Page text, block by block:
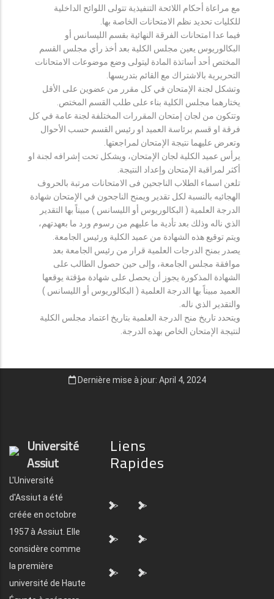
مع مراعاة أحكام اللائحة التنفيذية تتولى اللوائح الداخلية
للكليات تحديد نظم الامتحانات الخاصة بها.
فيما عدا امتحانات الفرقة النهائية بقسم الليسانس أو
البكالوريوس يعين مجلس الكلية بعد أخذ رأي مجلس القسم
المختص أحد أساتذة المادة ليتولى وضع موضوعات الامتحانات
التحريرية بالاشتراك مع القائم بتدريسها.
وتشكل لجنة الإمتحان في كل مقرر من عضوين على الأقل
يختارهما مجلس الكلية بناء على طلب القسم المختص.
وتتكون من لجان إمتحان المقررات المختلفة لجنة عامة في كل
فرقة او قسم برئاسة العميد او رئيس القسم حسب الأحوال
وتعرض عليهما نتيجة الإمتحان لمراجعتها.
يرأس عميد الكلية لجان الإمتحان، ويشكل تحت إشرافه لجنة او
أكثر لمراقبة الإمتحان وإعداد النتيجة.
تلعن اسماء الطلاب الناجحين فى الامتحانات مرتبة بالحروف
الهجائيه بالنسبة لكل تقدير ويمنح الناجحون في الإمتحان شهادة
الدرجة العلمية ( البكالوريوس أو الليسانس ) مبيناً بها التقدير
الذي ناله وذلك بعد تأدية ما عليهم من رسوم ورد ما بعهدتهم،
ويتم توقيع هذه الشهادة من عميد الكلية ورئيس الجامعة.
يصدر بمنح الدرجات العلمية قرار من رئيس الجامعة بعد
موافقة مجلس الجامعة، وإلى حين حصول الطالب على
الشهادة المذكورة يجوز أن يحصل على شهادة مؤقتة يوقعها
العميد مبيناً بها الدرجة العلمية ( البكالوريوس أو الليسانس )
والتقدير الذي ناله.
ويتحدد تاريخ منح الدرجة العلمية بتاريخ اعتماد مجلس الكلية
لنتيجة الإمتحان الخاص بهذه الدرجة.
Dernière mise à jour: April 4, 2024
Université
Assiut
L'Université
d'Assiut a été
créée en octobre
1957 à Assiut. Elle
considère comme
la première
université de Haute
Liens
Rapides
"> ">
"> ">
"> ">